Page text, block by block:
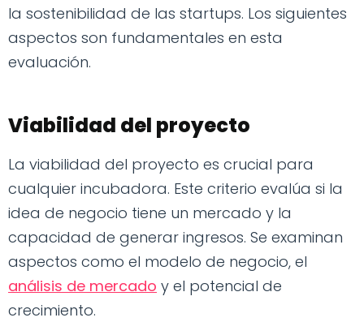
la sostenibilidad de las startups. Los siguientes
aspectos son fundamentales en esta
evaluación.
Viabilidad del proyecto
La viabilidad del proyecto es crucial para
cualquier incubadora. Este criterio evalúa si la
idea de negocio tiene un mercado y la
capacidad de generar ingresos. Se examinan
aspectos como el modelo de negocio, el
análisis de mercado y el potencial de
crecimiento.